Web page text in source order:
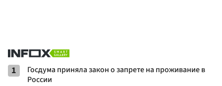
1
Госдума приняла закон о запрете на проживание в
России